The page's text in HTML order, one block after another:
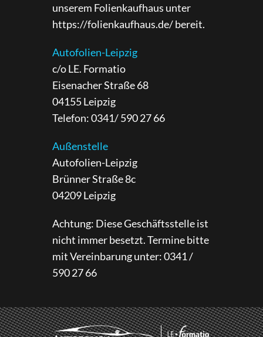
unserem Folienkaufhaus unter
https://folienkaufhaus.de/bereit.
Autofolien-Leipzig
c/o LE. Formatio
Eisenacher Straße 68
04155 Leipzig
Telefon: 0341/ 590 27 66
Außenstelle
Autofolien-Leipzig
Brünner Straße 8c
04209 Leipzig
Achtung: Diese Geschäftsstelle ist
nicht immer besetzt. Termine bitte
mit Vereinbarung unter: 0341 /
590 27 66